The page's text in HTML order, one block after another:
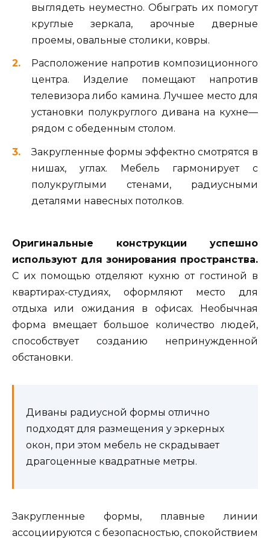
выглядеть неуместно. Обыграть их помогут
круглые зеркала, арочные дверные
проемы, овальные столики, ковры.
Расположение напротив композиционного
центра. Изделие помещают напротив
телевизора либо камина. Лучшее место для
установки полукруглого дивана на кухне—
рядом с обеденным столом.
Закругленные формы эффектно смотрятся в
нишах, углах. Мебель гармонирует с
полукруглыми стенами, радиусными
деталями навесных потолков.
Оригинальные конструкции успешно
используют для зонирования пространства.
С их помощью отделяют кухню от гостиной в
квартирах-студиях, оформляют место для
отдыха или ожидания в офисах. Необычная
форма вмещает большое количество людей,
способствует созданию непринужденной
обстановки.
Диваны радиусной формы отлично
подходят для размещения у эркерных
окон, при этом мебель не скрадывает
драгоценные квадратные метры.
Закругленные формы, плавные линии
ассоциируются с безопасностью, спокойствием